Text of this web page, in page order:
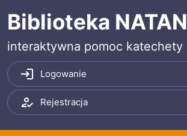
Przeskocz do treści
Przeskocz do menu
Biblioteka NATAN
interaktywna pomoc katechety
Logowanie
Rejestracja